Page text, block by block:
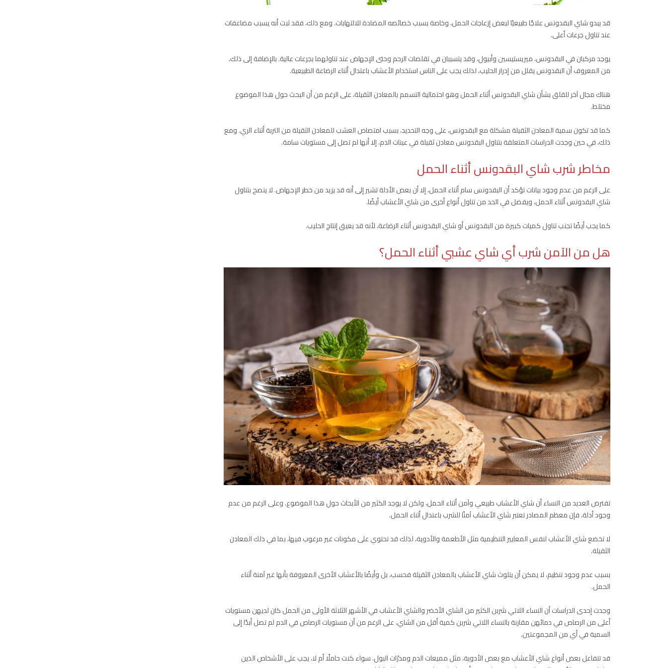
قد يبدو شاي البقدونس علاجًا طبيعيًا لبعض إزعاجات الحمل، وخاصة بسبب خصائصه المضادة للالتهابات. ومع ذلك، فقد ثبت أنه يسبب مضاعفات
عند تناول جرعات أعلى.
يوجد مركبان في البقدونس، ميريستيسين وأبيول، وقد يتسببان في تقلصات الرحم وحتى الإجهاض عند تناولهما بجرعات عالية. بالإضافة إلى ذلك،
من المعروف أن البقدونس يقلل من إدرار الحليب، لذلك يجب على الناس استخدام الأعشاب باعتدال أثناء الرضاعة الطبيعية.
هناك مجال آخر للقلق بشأن شاي البقدونس أثناء الحمل وهو احتمالية التسمم بالمعادن الثقيلة، على الرغم من أن البحث حول هذا الموضوع
مختلط.
كما قد تكون سمية المعادن الثقيلة مشكلة مع البقدونس، على وجه التحديد، بسبب امتصاص العشب للمعادن الثقيلة من التربة أثناء الري. ومع
ذلك، في حين وجدت الدراسات المتعلقة بتناول البقدونس معادن ثقيلة في عينات الدم، إلا أنها لم تصل إلى مستويات سامة.
مخاطر شرب شاي البقدونس أثناء الحمل
على الرغم من عدم وجود بيانات تؤكد أن البقدونس سام أثناء الحمل، إلا أن بعض الأدلة تشير إلى أنه قد يزيد من خطر الإجهاض. لا ينصح بتناول
شاي البقدونس أثناء الحمل، ويفضل في الحد من تناول أنواع أخرى من شاي الأعشاب أيضًا.
كما يجب أيضًا تجنب تناول كميات كبيرة من البقدونس أو شاي البقدونس أثناء الرضاعة، لأنه قد يعيق إنتاج الحليب.
هل من الآمن شرب أي شاي عشبي أثناء الحمل؟
تفترض العديد من النساء أن شاي الأعشاب طبيعي وآمن أثناء الحمل، ولكن لا يوجد الكثير من الأبحاث حول هذا الموضوع. وعلى الرغم من عدم
وجود أدلة، فإن معظم المصادر تعتبر شاي الأعشاب آمنًا للشرب باعتدال أثناء الحمل.
لا تخضع شاي الأعشاب لنفس المعايير التنظيمية مثل الأطعمة والأدوية، لذلك قد تحتوي على مكونات غير مرغوب فيها، بما في ذلك المعادن
الثقيلة.
بسبب عدم وجود تنظيم، لا يمكن أن يتلوث شاي الأعشاب بالمعادن الثقيلة فحسب، بل وأيضًا بالأعشاب الأخرى المعروفة بأنها غير آمنة أثناء
الحمل.
وجدت إحدى الدراسات أن النساء اللاتي شربن الكثير من الشاي الأخضر والشاي الأعشاب في الأشهر الثلاثة الأولى من الحمل كان لديهن مستويات
أعلى من الرصاص في دمائهن مقارنة بالنساء اللاتي شربن كمية أقل من الشاي، على الرغم من أن مستويات الرصاص في الدم لم تصل أبدًا إلى
السمية في أي من المجموعتين.
قد تتفاعل بعض أنواع شاي الأعشاب مع بعض الأدوية، مثل مميعات الدم ومدرّات البول. سواء كنت حاملًا أم لا، يجب على الأشخاص الذين